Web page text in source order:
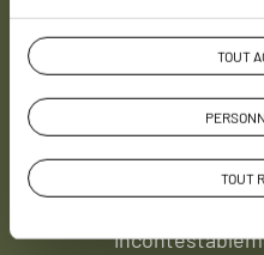
TOUT
TOUT
Pourquoi
à proposer des